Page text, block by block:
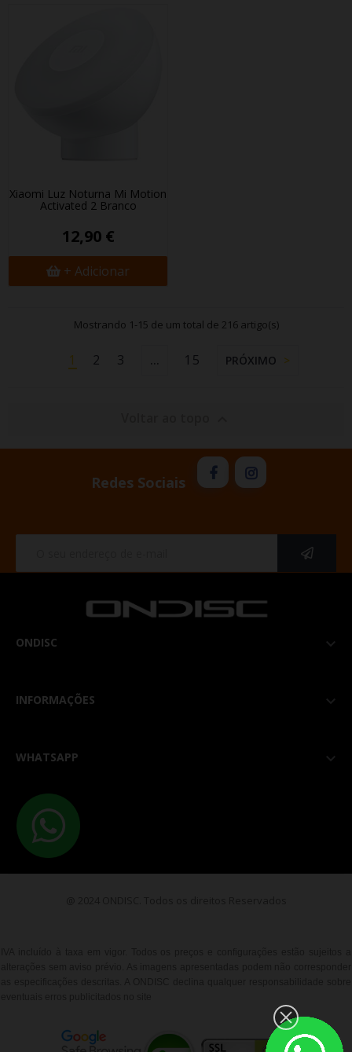
Xiaomi Luz Noturna Mi Motion
Activated 2 Branco
12,90 €
+ Adicionar
Mostrando 1-15 de um total de 216 artigo(s)
1 2 3 … 15 PRÓXIMO
Redes Sociais
ONDISC 
INFORMAÇÕES 
WHATSAPP 